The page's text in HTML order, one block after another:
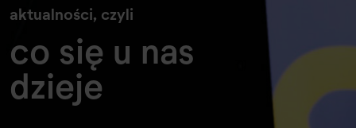
aktualności, czyli
co się u nas
dzieje